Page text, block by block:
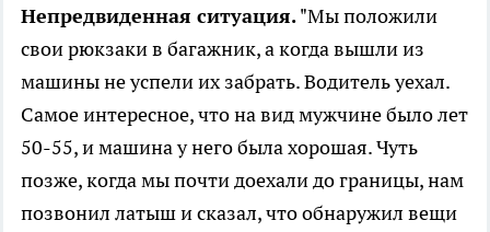
Непредвиденная ситуация."Мы положили
свои рюкзаки в багажник, а когда вышли из
машины не успели их забрать. Водитель уехал.
Самое интересное, что на вид мужчине было лет
50-55, и машина у него была хорошая. Чуть
позже, когда мы почти доехали до границы, нам
позвонил латыш и сказал, что обнаружил вещи